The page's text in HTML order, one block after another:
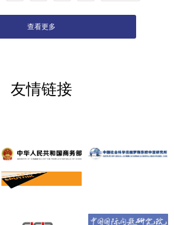
友情链接
查看更多